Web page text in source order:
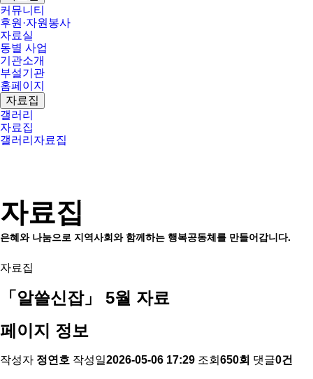
커뮤니티
후원·자원봉사
자료실
동별 사업
기관소개
부설기관
홈페이지
자료집
갤러리
자료집
갤러리 자료집
자료집
은혜와 나눔으로 지역사회와 함께하는 행복공동체를 만들어갑니다.
자료집
「알쓸신잡」 5월 자료
페이지 정보
작성자 정연호 작성일2026-05-06 17:29 조회 650회 댓글0건